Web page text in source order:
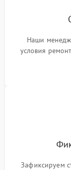
Наши
условия
Зафиксируем